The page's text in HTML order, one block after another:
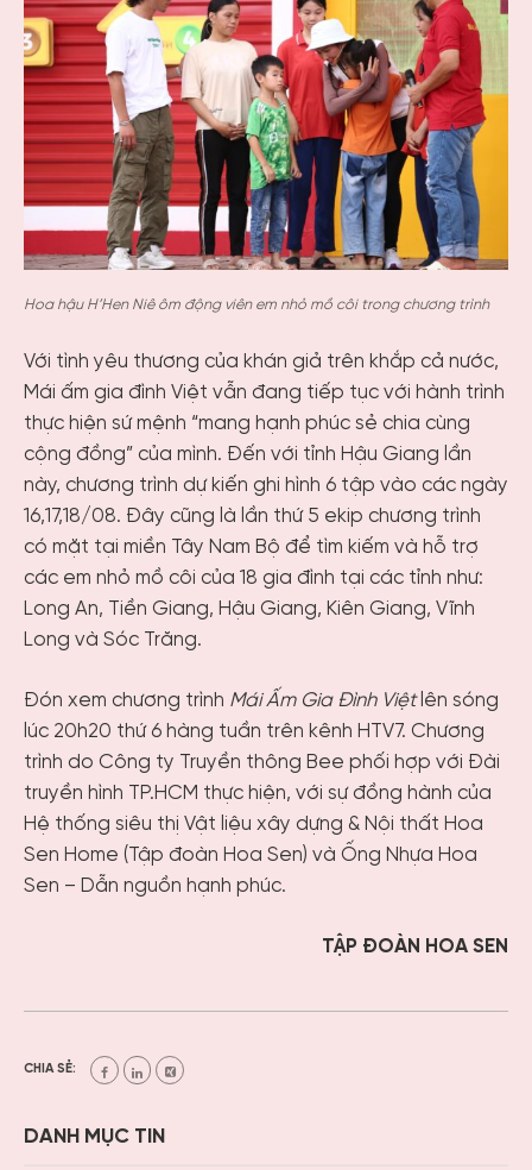
Hoa hậu H’Hen Niê ôm động viên em nhỏ mồ côi trong chương trình
Với tình yêu thương của khán giả trên khắp cả nước,
Mái ấm gia đình Việt vẫn đang tiếp tục với hành trình
thực hiện sứ mệnh “mang hạnh phúc sẻ chia cùng
cộng đồng” của mình. Đến với tỉnh Hậu Giang lần
này, chương trình dự kiến ghi hình 6 tập vào các ngày
16,17,18/08. Đây cũng là lần thứ 5 ekip chương trình
có mặt tại miền Tây Nam Bộ để tìm kiếm và hỗ trợ
các em nhỏ mồ côi của 18 gia đình tại các tỉnh như:
Long An, Tiền Giang, Hậu Giang, Kiên Giang, Vĩnh
Long và Sóc Trăng.
Đón xem chương trình Mái Ấm Gia Đình Việtlên sóng
lúc 20h20 thứ 6 hàng tuần trên kênh HTV7. Chương
trình do Công ty Truyền thông Bee phối hợp với Đài
truyền hình TP.HCM thực hiện, với sự đồng hành của
Hệ thống siêu thị Vật liệu xây dựng & Nội thất Hoa
Sen Home (Tập đoàn Hoa Sen) và Ống Nhựa Hoa
Sen – Dẫn nguồn hạnh phúc.
TẬP ĐOÀN HOA SEN
CHIA SẺ:
DANH MỤC TIN